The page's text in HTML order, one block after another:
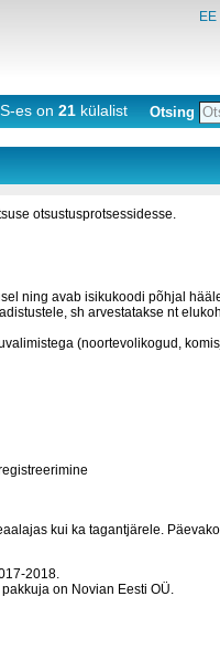
EE
Otsing
es on 21 külalist
otsustusprotsessidesse.
ning avab isikukoodi põhjal
sh arvestatakse nt
(noortevolikogud,
kui ka tagantjärele.
2018.
on Novian Eesti OÜ.